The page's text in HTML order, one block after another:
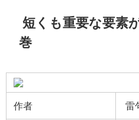
短くも重要な要素
巻
作者 雷